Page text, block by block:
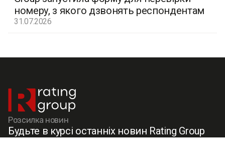
номеру, з якого дзвонять респондентам
31.07.2026
Розсилка новин
Будьте в курсі останніх новин Rating Group